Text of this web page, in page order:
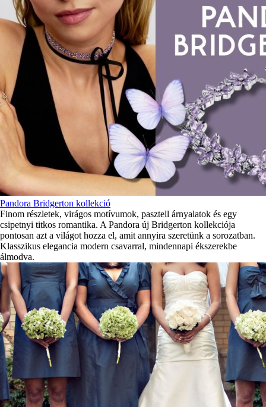
Pandora Bridgerton kollekció
Finom részletek, virágos motívumok, pasztell árnyalatok és egy
csipetnyi titkos romantika. A Pandora új Bridgerton kollekciója
pontosan azt a világot hozza el, amit annyira szeretünk a sorozatban.
Klasszikus elegancia modern csavarral, mindennapi ékszerekbe
álmodva.